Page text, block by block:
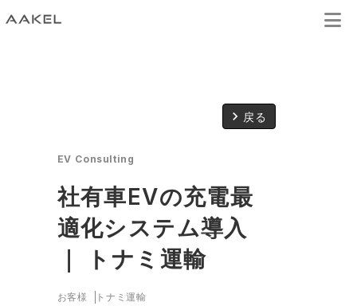
keyboard_arrow_right 戻る
EV Consulting
社有車EVの充電最
適化システム導入
｜ トナミ運輸
お客様 トナミ運輸